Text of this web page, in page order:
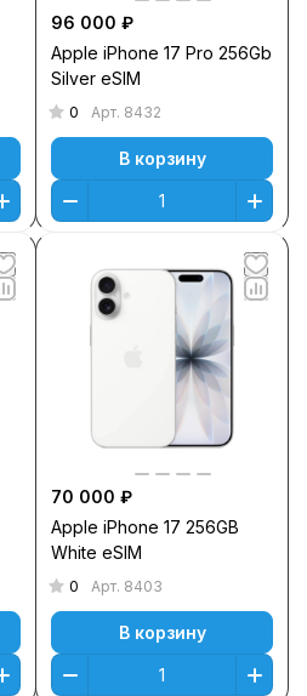
96 000 ₽
Apple iPhone 17 Pro 256Gb
Silver eSIM
0 Арт. 8432
В корзину
70 000 ₽
Apple iPhone 17 256GB
White eSIM
0 Арт. 8403
В корзину